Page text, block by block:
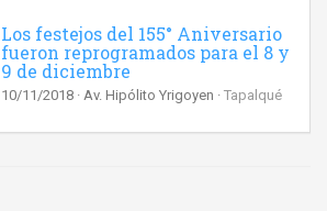
Los festejos del 155° Aniversario
fueron reprogramados para el 8 y
9 de diciembre
10/11/2018 Av. Hipólito Yrigoyen Tapalqué